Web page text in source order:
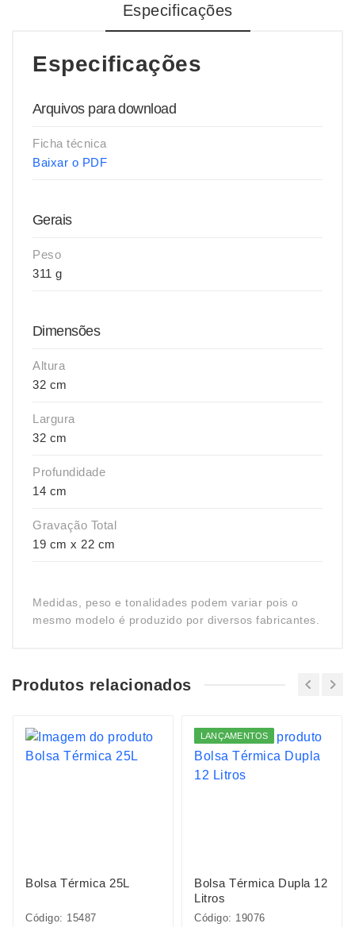
Especificações
Especificações
Arquivos para download
Ficha técnica
Baixar o PDF
Gerais
Peso
311 g
Dimensões
Altura
32 cm
Largura
32 cm
Profundidade
14 cm
Gravação Total
19 cm x 22 cm
Medidas, peso e tonalidades podem variar pois o
mesmo modelo é produzido por diversos fabricantes.
Produtos relacionados
Bolsa Térmica 25L
Código: 15487
LANÇAMENTOS
Bolsa Térmica Dupla 12
Litros
Código: 19076